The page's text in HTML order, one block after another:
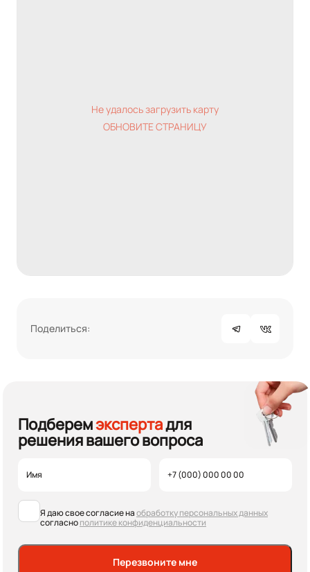
Не удалось загрузить карту
ОБНОВИТЕ СТРАНИЦУ
Поделиться:
Подберемэкспертадля
решения вашего вопроса
Я даю свое согласие наобработку персональных данных
согласнополитике конфиденциальности
Перезвоните мне